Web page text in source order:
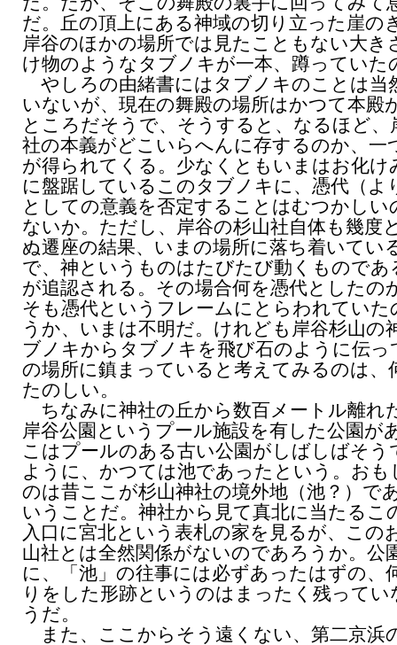
だ。丘の頂上にある神域の切り立った崖の
岸谷のほかの場所では見たこともない大き
け物のようなタブノキが一本、蹲っていた
やしろの由緒書にはタブノキのことは当
いないが、現在の舞殿の場所はかつて本殿
ところだそうで、そうすると、なるほど、
社の本義がどこいらへんに存するのか、一
が得られてくる。少なくともいまはお化け
に盤踞しているこのタブノキに、憑代（よ
としての意義を否定することはむつかしい
ないか。ただし、岸谷の杉山社自体も幾度
ぬ遷座の結果、いまの場所に落ち着いてい
で、神というものはたびたび動くものであ
が追認される。その場合何を憑代としたの
そも憑代というフレームにとらわれていた
うか、いまは不明だ。けれども岸谷杉山の
ブノキからタブノキを飛び石のように伝っ
の場所に鎮まっていると考えてみるのは、
たのしい。
ちなみに神社の丘から数百メートル離れ
岸谷公園というプール施設を有した公園が
こはプールのある古い公園がしばしばそう
ように、かつては池であったという。おも
のは昔ここが杉山神社の境外地（池？）で
いうことだ。神社から見て真北に当たるこ
入口に宮北という表札の家を見るが、この
山社とは全然関係がないのであろうか。公
に、「池」の往事には必ずあったはずの、
りをした形跡というのはまったく残ってい
うだ。
また、ここからそう遠くない、第二京浜